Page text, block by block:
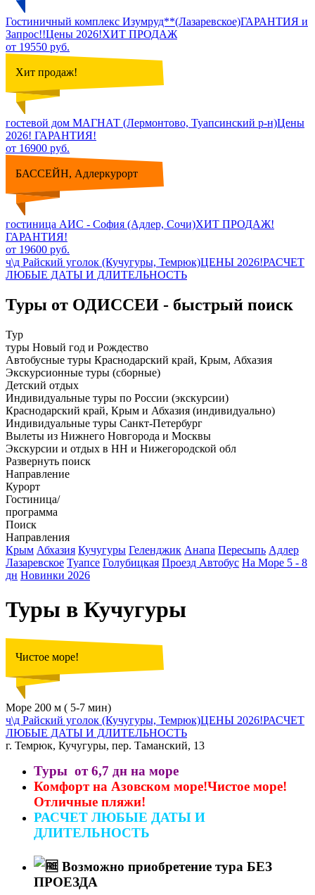
Гостиничный комплекс Изумруд**(Лазаревское)ГАРАНТИЯ и
Запрос!!Цены 2026!ХИТ ПРОДАЖ
от 19550 руб.
Хит продаж!
гостевой дом МАГНАТ (Лермонтово, Туапсинский р-н)Цены
2026! ГАРАНТИЯ!
от 16900 руб.
БАССЕЙН, Адлеркурорт
гостиница АИС - София (Адлер, Сочи)ХИТ ПРОДАЖ!
ГАРАНТИЯ!
от 19600 руб.
ч\д Райский уголок (Кучугуры, Темрюк)ЦЕНЫ 2026!РАСЧЕТ
ЛЮБЫЕ ДАТЫ И ДЛИТЕЛЬНОСТЬ
Туры от ОДИССЕИ - быстрый поиск
Тур
туры Новый год и Рождество
Автобусные туры Краснодарский край, Крым, Абхазия
Экскурсионные туры (сборные)
Детский отдых
Индивидуальные туры по России (экскурсии)
Краснодарский край, Крым и Абхазия (индивидуально)
Индивидуальные туры Санкт-Петербург
Вылеты из Нижнего Новгорода и Москвы
Экскурсии и отдых в НН и Нижегородской обл
Развернуть поиск
Направление
Курорт
Гостиница/
программа
Поиск
Направления
Крым Абхазия Кучугуры Геленджик Анапа Пересыпь Адлер
Лазаревское Туапсе Голубицкая Проезд Автобус На Море 5 - 8
дн Новинки 2026
Туры в Кучугуры
Чистое море!
Море 200 м ( 5-7 мин)
ч\д Райский уголок (Кучугуры, Темрюк)ЦЕНЫ 2026!РАСЧЕТ
ЛЮБЫЕ ДАТЫ И ДЛИТЕЛЬНОСТЬ
г. Темрюк, Кучугуры, пер. Таманский, 13
Туры от 6,7 дн на море
Комфорт на Азовском море!Чистое море!
Отличные пляжи!
РАСЧЕТ ЛЮБЫЕ ДАТЫ И
ДЛИТЕЛЬНОСТЬ
Возможно приобретение тура БЕЗ
ПРОЕЗДА